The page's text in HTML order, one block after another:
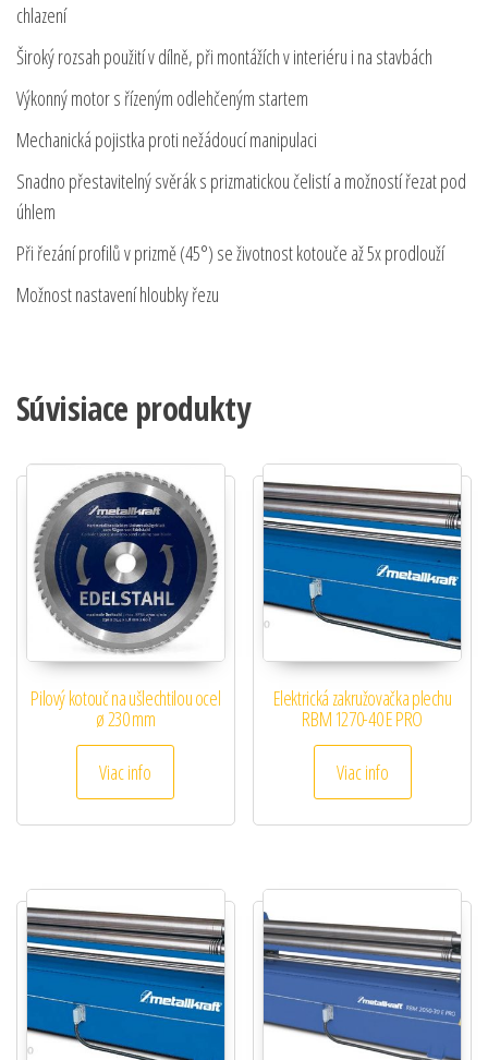
chlazení
Široký rozsah použití v dílně, při montážích v interiéru i na stavbách
Výkonný motor s řízeným odlehčeným startem
Mechanická pojistka proti nežádoucí manipulaci
Snadno přestavitelný svěrák s prizmatickou čelistí a možností řezat pod
úhlem
Při řezání profilů v prizmě (45°) se životnost kotouče až 5x prodlouží
Možnost nastavení hloubky řezu
Súvisiace produkty
Pilový kotouč na ušlechtilou ocel
ø 230 mm
Viac info
Elektrická zakružovačka plechu
RBM 1270-40 E PRO
Viac info